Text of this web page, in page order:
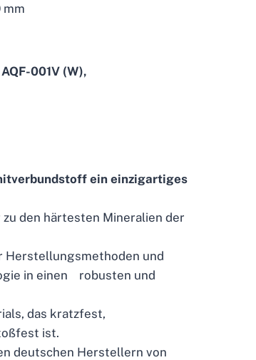
mm
001V (W),
ein einzigartiges
zu den härtesten Mineralien der
Herstellungsmethoden und
in einen robusten und
das kratzfest,
ist.
deutschen Herstellern von